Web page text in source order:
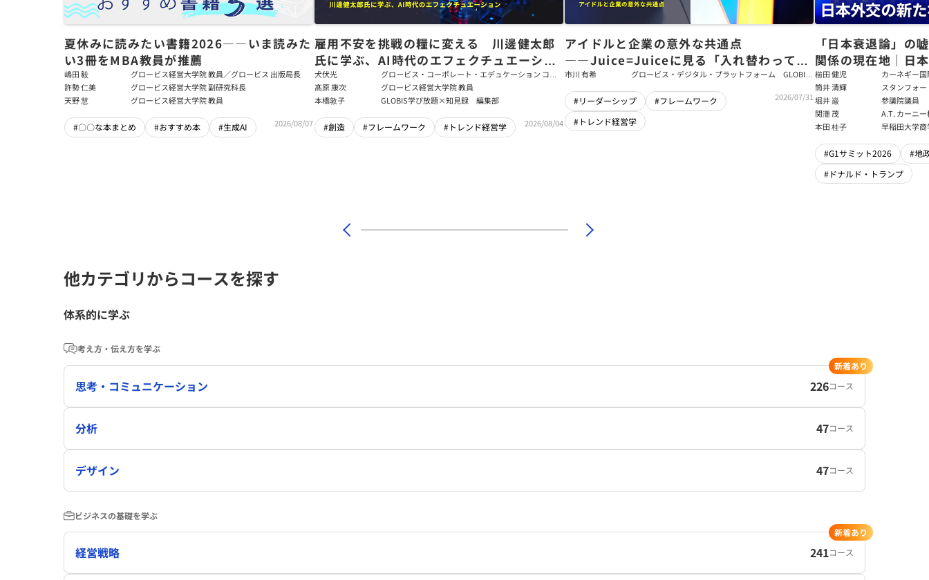
夏休みに読みたい書籍2026――いま読みた
い3冊をMBA教員が推薦
嶋田 毅
グロービス経営大学院 教員／グロービス 出版局長
許勢 仁美
グロービス経営大学院 副研究科長
天野 慧
グロービス経営大学院 教員
#〇〇な本まとめ #おすすめ本 #生成AI 2026/08/07
雇用不安を挑戦の糧に変える 川邊健太郎
氏に学ぶ、AI時代のエフェクチュエーショ
ン
犬伏光
グロービス・コーポレート・エデュケーション コー
ポレート・ソリューション・チーム コンサルタント
髙原 康次
グロービス経営大学院 教員
本橋敦子
GLOBIS学び放題×知見録 編集部
#創造 #フレームワーク #トレンド経営学 2026/08/04
アイドルと企業の意外な共通点
――Juice=Juiceに見る「入れ替わっても
強いチーム」をつくるパス・ゴール理論
市川 有希
グロービス・デジタル・プラットフォーム GLOBIS
#リーダーシップ
#フレームワーク
#トレンド経営学
2026/07/31
「日本衰退論」の
関係の現在地｜日
戦略【櫛田健児×
輝】
櫛田 健児
カーネギー
ラムディレ
筒井 清輝
スタンフォ
大学アジア
フェロー
堀井 巌
参議院議員
関灘 茂
A.T. カーニ
本法人会長
本田 桂子 早稲田大学
#G1サミット2026
#地
#ドナルド・トランプ
他カテゴリからコースを探す
体系的に学ぶ
考え方・伝え方を学ぶ
思考・コミュニケーション 226コース
新着あり
分析 47コース
デザイン 47コース
ビジネスの基礎を学ぶ
経営戦略 241コース
新着あり